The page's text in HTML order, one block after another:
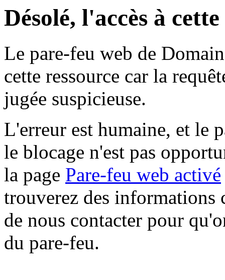
Désolé, l'accès à
Le pare-feu web de
cette ressource car la
jugée suspicieuse.
L'erreur est humaine, et le
le blocage n'est pas
la page Pare-feu web activé
trouverez des informations
de nous contacter pour
du pare-feu.